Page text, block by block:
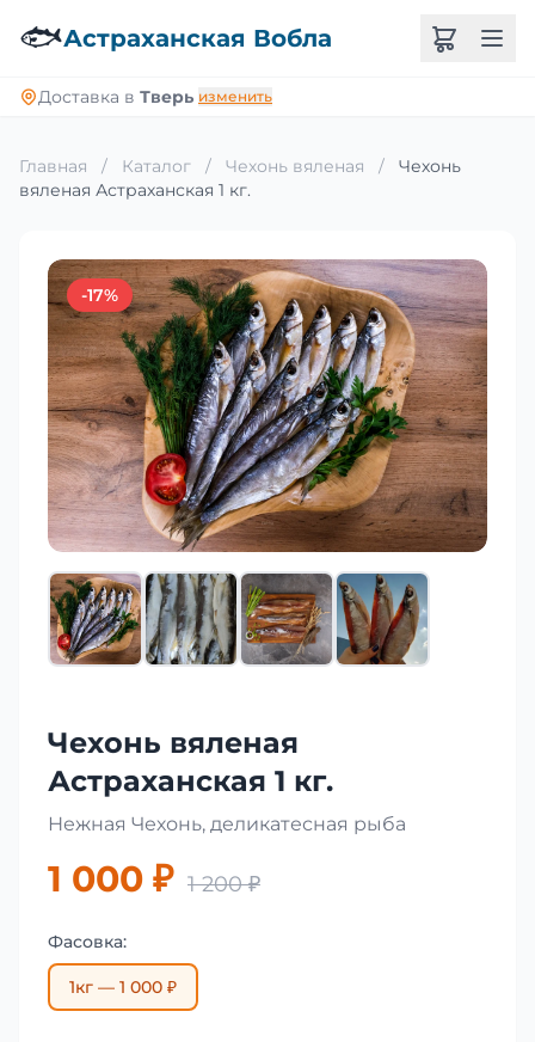
🐟Астраханская Вобла
Доставка в Тверь изменить
Главная / Каталог / Чехонь вяленая /
Чехонь
вяленая Астраханская 1 кг.
-17%
Чехонь вяленая
Астраханская 1 кг.
Нежная Чехонь, деликатесная рыба
1 000 ₽ 1 200 ₽
Фасовка:
1кг — 1 000 ₽